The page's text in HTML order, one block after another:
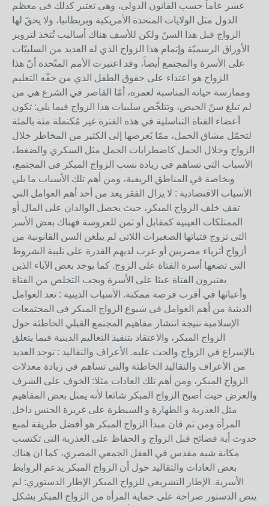
عشر عاماً حسب القانون الدولي، وهي تعتبر كذلك في معظم
الدول مثل الولايات المتحدة الأمريكية وبريطانيا، ولا يحقّ لها
الزواج قبل هذا السنّ ولكن للأسف هناك أساليب تُتخذ لتزوير
الأوراق الرسميّة وإتمام هذا الزواج الذي له العديد من السلبيّات
على الأسرة والمجتمع أيضاً، وقد اعتبرت الأمم المتّحدة أنّ هذا
الزواج هو اعتداء على حقوق الطفل الذي من حقّه التعليم
وممارسة حياته المناسبة لعمره، أمّا القاصر في الشرع هي من
لم تبلغ سنّ الحيض، وتتلخّص سلبيات هذا الزواج فيما يلي: تكون
أعضاء الفتاة التناسلية في هذه الفترة غير مُكتملة مئة بالمئة
لتحمّل مشاق الحمل، ممّا يُعرضها إلى الكثير من المخاطر خلال
الزواج وخلال الحمل كاضطرابات الحمل مثل السكري والضغط،
الأسباب التي تساهم في زيادة نسب الزواج المبكر في المجتمع،
وبخاصة في المناطق الريفية، ومن أهم تلك الأسباب ما يلي
الأسباب الاقتصادية : لا يزال الفقر يعد من أحد أهم العوامل التي
تقف خلف الزواج المبكر، حيث يحصل الوالدان على المال أو
الممتلكات العينية كمقابل أو ثمن للعروسة فهناك بعض الأسر
التي تزوج فتياتها الصغيرات اللاتي لم يبلغن السن القانونية من
أزواج أثرياء مصريين أو عرب لديهم القدرة على تلبية الشروط
التي تضعها أسرة الفتاة على الزوج. كما يوجد بعض الآباء الذين
يعتبرون الفتاة عبئا على الأسرة ويجب التخلص من الفتاة
وأعبائها في أقرب فرصة ممكنة. الأسباب الدينية : تعد العوامل
الدينية من أهم العوامل في شيوع الزواج المبكر في المجتمعات
الإسلامية نتيجة انتشار مفاهيم المجتمع القبلي الخاطئة حول
الزواج المبكر، والاعتقاد بتنفيذ التعاليم الدينية فيما يتعلق
بالإسراع في الزواج والحث عليه. الأعراف والتقاليد : توجد العديد
من الأعراف والتقاليد الخاطئة والتي تساهم في زيادة معدلات
الزواج المبكر، ومن أهم تلك العادات مثلا: الخوف على الشرف
والعرض حيث أصبح الزواج المبكر شائعا لأنه يمثل بعض المفاهيم
مثل العذرية و الطهارة و السيطرة على غريزة الجنس داخل
المرأة ومن ثم فان مبدأ الزواج المبكر هو أفضل طريقة لمنع
حدوث أية فضائح قبل الزواج و الحفاظ على العذرية التي تكتسب
مكانة شبه مقدس في العقل الجمعي المصري، كما ان هناك
بعض العادات والتقاليد حول أن الزواج المبكر يدعم الروابط
الأسرية. الإطار التشريعي للزواج المبكر الإطار الدستوري: لم
ينص الدستور صراحة على حماية المرأة من الزواج المبكر بشكل